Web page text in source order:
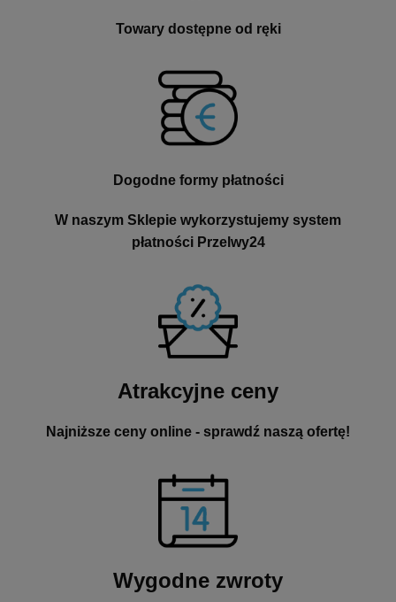
Towary dostępne od ręki
Dogodne formy płatności
W naszym Sklepie wykorzystujemy system
płatności Przelwy24
Atrakcyjne ceny
Najniższe ceny online - sprawdź naszą ofertę!
Wygodne zwroty